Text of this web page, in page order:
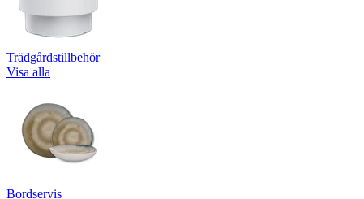
Trädgårdstillbehör
Visa alla
Bordservis